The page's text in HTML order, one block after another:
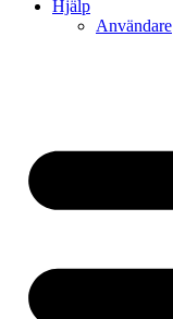
Hjälp
Användare